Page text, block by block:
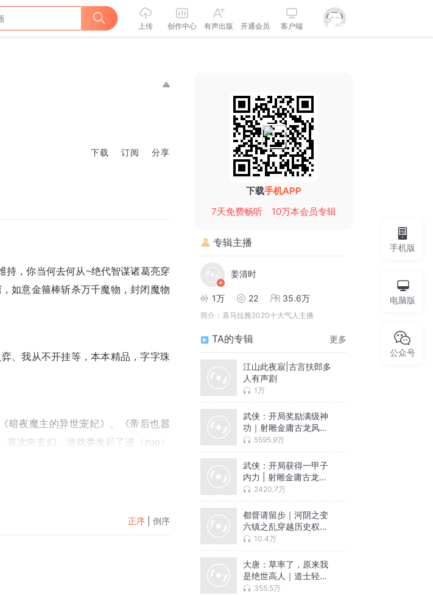
上传 创作中心 有声出版 开通会员 客户端
下载 订阅 分享
持，你当何去何从~绝代智谋诸葛亮穿
如意金箍棒斩杀万千魔物，封闭魔物
、我从不开挂等，本本精品，字字珠
暗夜魔主的异世宠妃》、《帝后也嚣
次向玄幻、游戏类发起了进（zuo）
，违者将追究其法律责任。
正序 倒序
下载手机APP
7天免费畅听
10万本会员专辑
专辑主播
姜清时
1万 22 35.6万
简介： 喜马拉雅2020十大气人主播
TA的专辑 更多
江山此夜寂|古言扶郎多
人有声剧
1万
武侠：开局奖励满级神
功｜射雕金庸古龙风｜
穿越江湖诡谲镖局｜VIP
5595.9万
武侠：开局获得一甲子
内力 | 射雕金庸古龙风
穿越江湖｜起点武侠巨
2420.7万
都督请留步｜河阴之变
六镇之乱穿越历史权谋
｜多人VIP免费
10.4万
大唐：草率了，原来我
是绝世高人｜道士轻松
搞笑脑补流
355.5万
手机版
电脑版
公众号